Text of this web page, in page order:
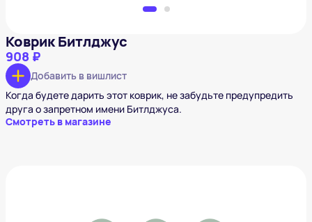
Коврик Битлджус
908 ₽
Добавить в вишлист
Когда будете дарить этот коврик, не забудьте предупредить
друга о запретном имени Битлджуса.
Смотреть в магазине